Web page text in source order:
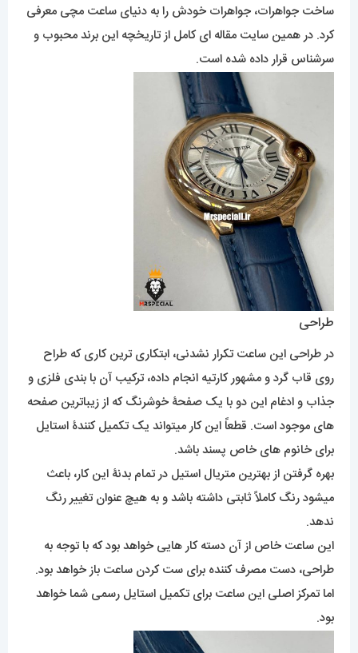
ساخت جواهرات، جواهرات خودش را به دنیای ساعت مچی معرفی
کرد. در همین سایت مقاله ای کامل از تاریخچه این برند محبوب و
سرشناس قرار داده شده است.
طراحی
در طراحی این ساعت تکرار نشدنی، ابتکاری ترین کاری که طراح
روی قاب گرد و مشهور کارتیه انجام داده، ترکیب آن با بندی فلزی و
جذاب و ادغام این دو با یک صفحۀ خوشرنگ که از زیباترین صفحه
های موجود است. قطعاً این کار میتواند یک تکمیل کنندۀ استایل
برای خانوم های خاص پسند باشد.
بهره گرفتن از بهترین متریال استیل در تمام بدنۀ این کار، باعث
میشود رنگ کاملاً ثابتی داشته باشد و به هیچ عنوان تغییر رنگ
ندهد.
این ساعت خاص از آن دسته کار هایی خواهد بود که با توجه به
طراحی، دست مصرف کننده برای ست کردن ساعت باز خواهد بود.
اما تمرکز اصلی این ساعت برای تکمیل استایل رسمی شما خواهد
بود.